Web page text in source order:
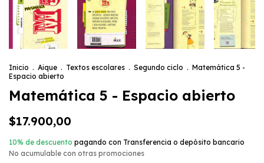
Inicio . Aique . Textos escolares . Segundo ciclo . Matemática 5 -
Espacio abierto
Matemática 5 - Espacio abierto
$17.900,00
10% de descuento pagando con Transferencia o depósito bancario
No acumulable con otras promociones